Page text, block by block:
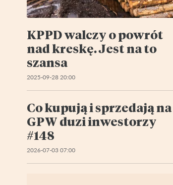
KPPD walczy o powrót
nad kreskę. Jest na to
szansa
2025-09-28 20:00
Co kupują i sprzedają na
GPW duzi inwestorzy
#148
2026-07-03 07:00